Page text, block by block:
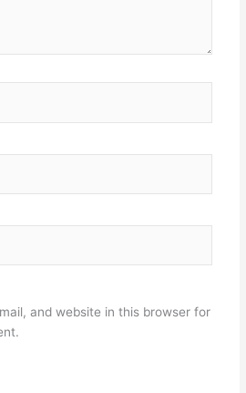
and website in this browser for